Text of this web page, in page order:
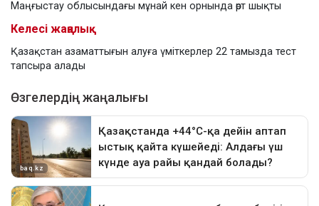
Маңғыстау облысындағы мұнай кен орнында өрт шықты
Келесі жаңалық
Қазақстан азаматтығын алуға үміткерлер 22 тамызда тест
тапсыра алады